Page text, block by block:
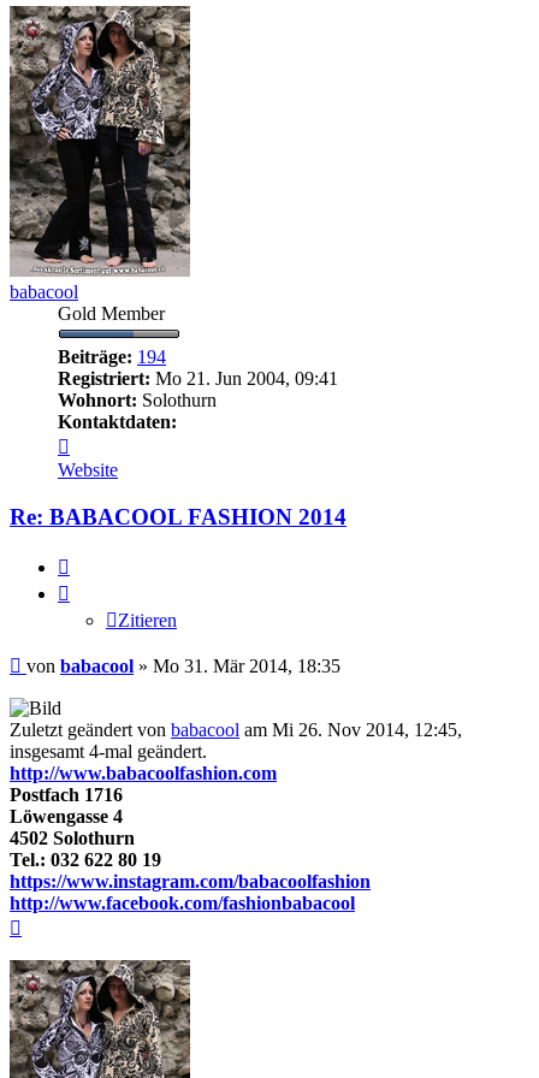
babacool
Gold Member
Beiträge: 194
Registriert: Mo 21. Jun 2004, 09:41
Wohnort: Solothurn
Kontaktdaten:
von
babacool
Website
Re: BABACOOL FASHION 2014
Zitieren
Beitrag
von babacool » Mo 31. Mär 2014, 18:35
Zuletzt geändert von babacool am Mi 26. Nov 2014, 12:45,
insgesamt 4-mal geändert.
http://www.babacoolfashion.com
Postfach 1716
Löwengasse 4
4502 Solothurn
Tel.: 032 622 80 19
https://www.instagram.com/babacoolfashion
http://www.facebook.com/fashionbabacool